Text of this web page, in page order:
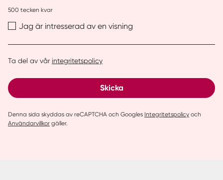
500 tecken kvar
Jag är intresserad av en visning
Ta del av vår integritetspolicy
Skicka
Denna sida skyddas av reCAPTCHA och Googles Integritetspolicy och
Användarvillkor gäller.